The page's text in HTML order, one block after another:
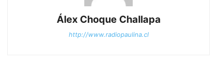
Álex Choque Challapa
http://www.radiopaulina.cl